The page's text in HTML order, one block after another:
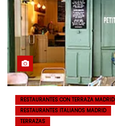
RESTAURANTES CON TERRAZA MADRID
RESTAURANTES ITALIANOS MADRID
TERRAZAS